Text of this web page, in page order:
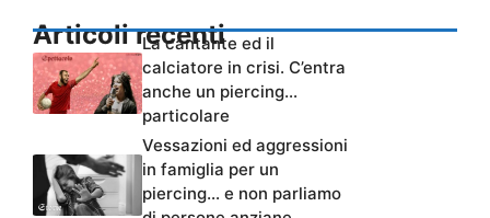
Articoli recenti
La cantante ed il
calciatore in crisi. C’entra
anche un piercing…
particolare
Vessazioni ed aggressioni
in famiglia per un
piercing… e non parliamo